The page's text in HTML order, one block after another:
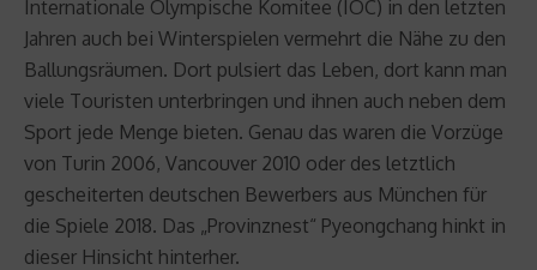
Internationale Olympische Komitee (IOC) in den letzten
Jahren auch bei Winterspielen vermehrt die Nähe zu den
Ballungsräumen. Dort pulsiert das Leben, dort kann man
viele Touristen unterbringen und ihnen auch neben dem
Sport jede Menge bieten. Genau das waren die Vorzüge
von Turin 2006, Vancouver 2010 oder des letztlich
gescheiterten deutschen Bewerbers aus München für
die Spiele 2018. Das „Provinznest“ Pyeongchang hinkt in
dieser Hinsicht hinterher.